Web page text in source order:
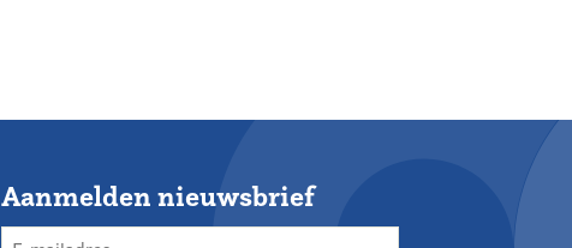
Aanmelden nieuwsbrief